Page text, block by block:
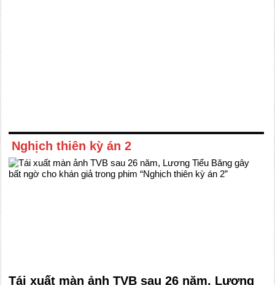
Nghịch thiên kỳ án 2
Tái xuất màn ảnh TVB sau 26 năm, Lương